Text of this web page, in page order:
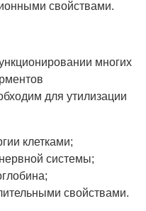
свойствами.
многих
для утилизации
клетками;
системы;
свойствами.